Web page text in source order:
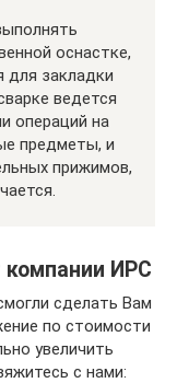
оснастке,
для закладки
ведется
операций на
предметы, и
прижимов,
компании ИРС
сделать Вам
по стоимости
увеличить
с нами: